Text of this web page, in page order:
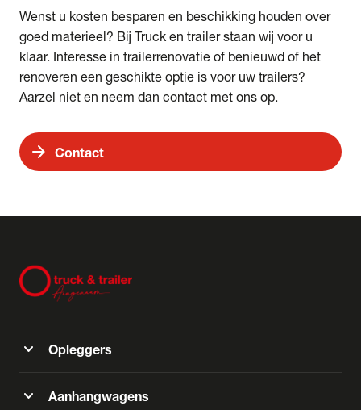
Wenst u kosten besparen en beschikking houden over
goed materieel? Bij Truck en trailer staan wij voor u
klaar. Interesse in trailerrenovatie of benieuwd of het
renoveren een geschikte optie is voor uw trailers?
Aarzel niet en neem dan contact met ons op.
arrow_forward Contact
expand_more Opleggers
expand_more Aanhangwagens